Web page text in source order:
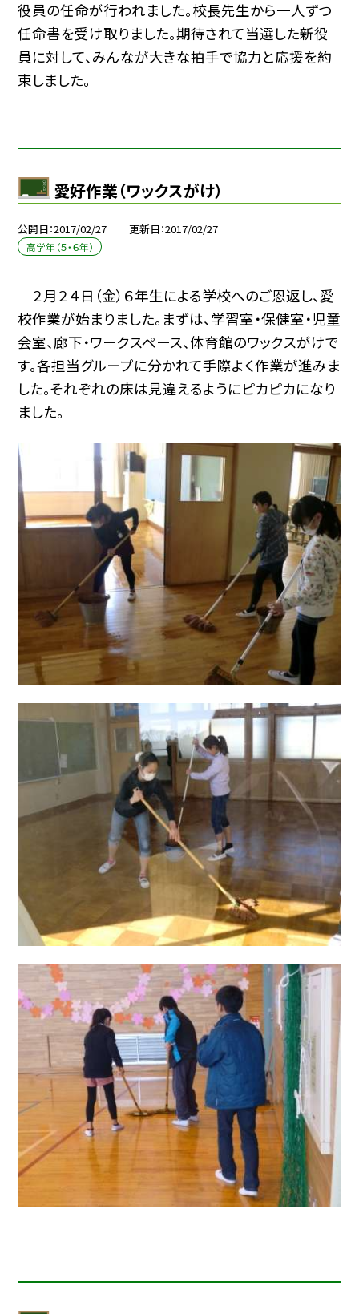
役員の任命が行われました。校長先生から一人ずつ
任命書を受け取りました。期待されて当選した新役
員に対して、みんなが大きな拍手で協力と応援を約
束しました。
愛好作業（ワックスがけ）
公開日 2017/02/27 更新日 2017/02/27
高学年（５・６年）
２月２４日（金）６年生による学校へのご恩返し、愛
校作業が始まりました。まずは、学習室・保健室・児童
会室、廊下・ワークスペース、体育館のワックスがけで
す。各担当グループに分かれて手際よく作業が進みま
した。それぞれの床は見違えるようにピカピカになり
ました。